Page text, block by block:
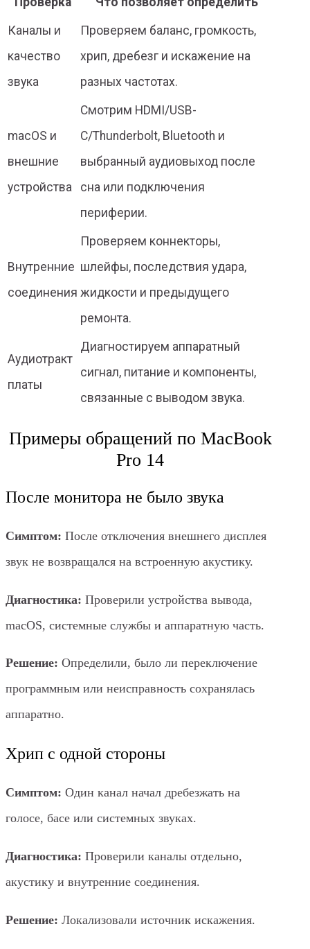
Каналы и
качество
звука
Проверяем баланс, громкость,
хрип, дребезг и искажение на
разных частотах.
macOS и
внешние
устройства
Смотрим HDMI/USB-
C/Thunderbolt, Bluetooth и
выбранный аудиовыход после
сна или подключения
периферии.
Внутренние
соединения
Проверяем коннекторы,
шлейфы, последствия удара,
жидкости и предыдущего
ремонта.
Аудиотракт
платы
Диагностируем аппаратный
сигнал, питание и компоненты,
связанные с выводом звука.
Примеры обращений по MacBook
Pro 14
После монитора не было звука
Симптом: После отключения внешнего дисплея
звук не возвращался на встроенную акустику.
Диагностика: Проверили устройства вывода,
macOS, системные службы и аппаратную часть.
Решение: Определили, было ли переключение
программным или неисправность сохранялась
аппаратно.
Хрип с одной стороны
Симптом: Один канал начал дребезжать на
голосе, басе или системных звуках.
Диагностика: Проверили каналы отдельно,
акустику и внутренние соединения.
Решение: Локализовали источник искажения.